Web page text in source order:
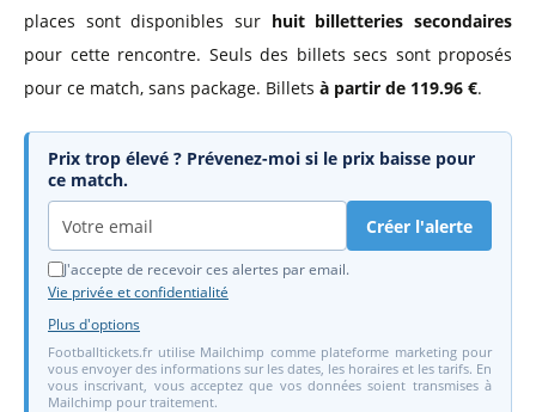
places sont disponibles sur huit billetteries secondaires
pour cette rencontre. Seuls des billets secs sont proposés
pour ce match, sans package. Billets à partir de 119.96 €.
Prix trop élevé ? Prévenez-moi si le prix baisse pour
ce match.
Créer l'alerte
J'accepte de recevoir ces alertes par email.
Vie privée et confidentialité
Plus d'options
Footballtickets.fr utilise Mailchimp comme plateforme marketing pour
vous envoyer des informations sur les dates, les horaires et les tarifs. En
vous inscrivant, vous acceptez que vos données soient transmises à
Mailchimp pour traitement.